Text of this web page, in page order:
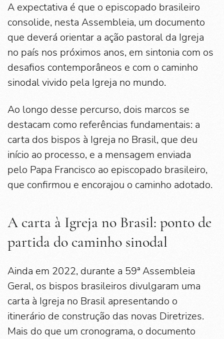
A expectativa é que o episcopado brasileiro
consolide, nesta Assembleia, um documento
que deverá orientar a ação pastoral da Igreja
no país nos próximos anos, em sintonia com os
desafios contemporâneos e com o caminho
sinodal vivido pela Igreja no mundo.
Ao longo desse percurso, dois marcos se
destacam como referências fundamentais: a
carta dos bispos à Igreja no Brasil, que deu
início ao processo, e a mensagem enviada
pelo Papa Francisco ao episcopado brasileiro,
que confirmou e encorajou o caminho adotado.
A carta à Igreja no Brasil: ponto de
partida do caminho sinodal
Ainda em 2022, durante a 59ª Assembleia
Geral, os bispos brasileiros divulgaram uma
carta à Igreja no Brasil apresentando o
itinerário de construção das novas Diretrizes.
Mais do que um cronograma, o documento